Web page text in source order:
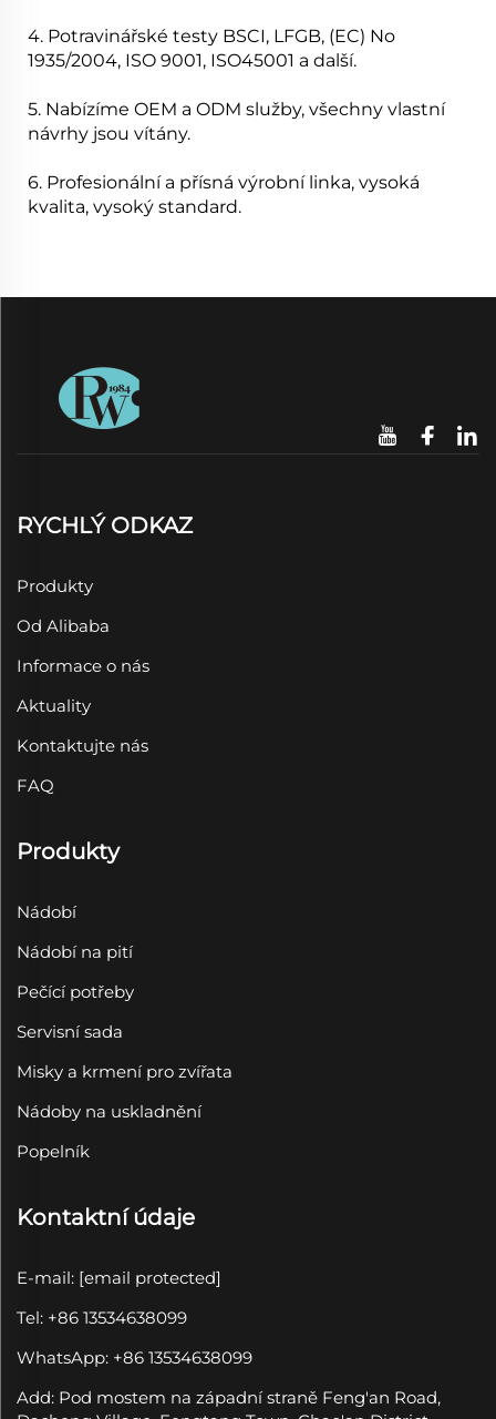
4. Potravinářské testy BSCI, LFGB, (EC) No
1935/2004, ISO 9001, ISO45001 a další.
5. Nabízíme OEM a ODM služby, všechny vlastní
návrhy jsou vítány.
6. Profesionální a přísná výrobní linka, vysoká
kvalita, vysoký standard.
RYCHLÝ ODKAZ
Produkty
Od Alibaba
Informace o nás
Aktuality
Kontaktujte nás
FAQ
Produkty
Nádobí
Nádobí na pití
Pečící potřeby
Servisní sada
Misky a krmení pro zvířata
Nádoby na uskladnění
Popelník
Kontaktní údaje
E-mail: [email protected]
Tel: +86 13534638099
WhatsApp: +86 13534638099
Add: Pod mostem na západní straně Feng'an Road,